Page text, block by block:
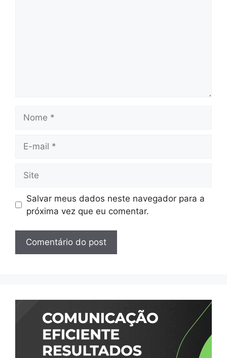
mail
Salvar meus dados neste navegador para a
próxima vez que eu comentar.